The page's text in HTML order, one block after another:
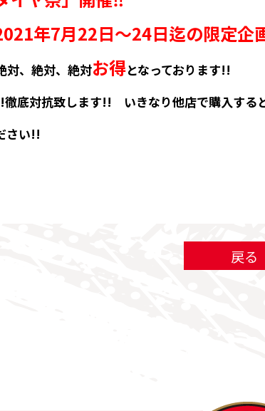
年7月22日～24日迄の限定企
対、絶対、絶対お得となっております!!
徹底対抗致します!! いきなり他店で購入す
さい!!
戻る